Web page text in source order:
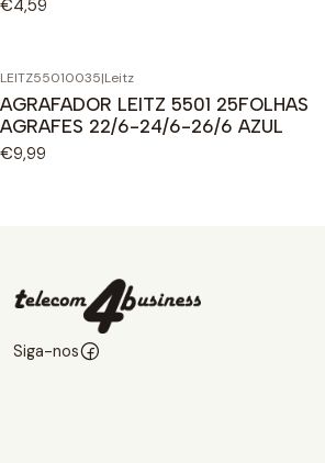
€4,59
LEITZ55010035|Leitz
AGRAFADOR LEITZ 5501 25FOLHAS
AGRAFES 22/6-24/6-26/6 AZUL
€9,99
Siga-nos